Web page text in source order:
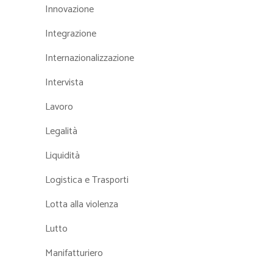
Innovazione
Integrazione
Internazionalizzazione
Intervista
Lavoro
Legalità
Liquidità
Logistica e Trasporti
Lotta alla violenza
Lutto
Manifatturiero